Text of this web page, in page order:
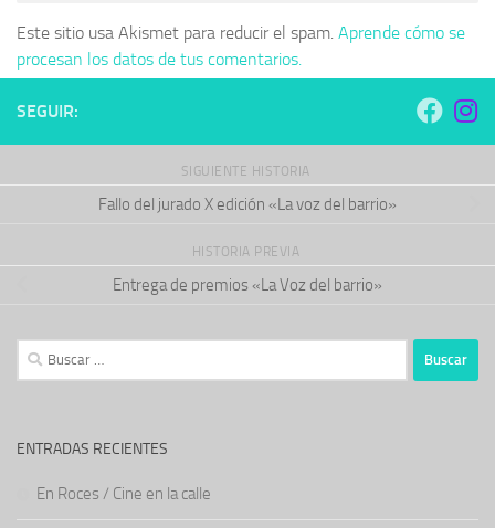
Este sitio usa Akismet para reducir el spam. Aprende cómo se
procesan los datos de tus comentarios.
SEGUIR:
SIGUIENTE HISTORIA
Fallo del jurado X edición «La voz del barrio»
HISTORIA PREVIA
Entrega de premios «La Voz del barrio»
Buscar:
ENTRADAS RECIENTES
En Roces / Cine en la calle